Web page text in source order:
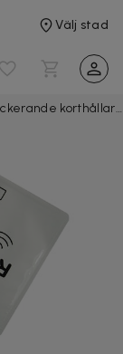
Välj stad
2x RFID-blockerande korthållare